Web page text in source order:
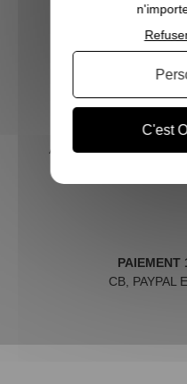
À VOTRE ÉCOUTE DU
PAIEMENT
CB, PAYPAL
C'est